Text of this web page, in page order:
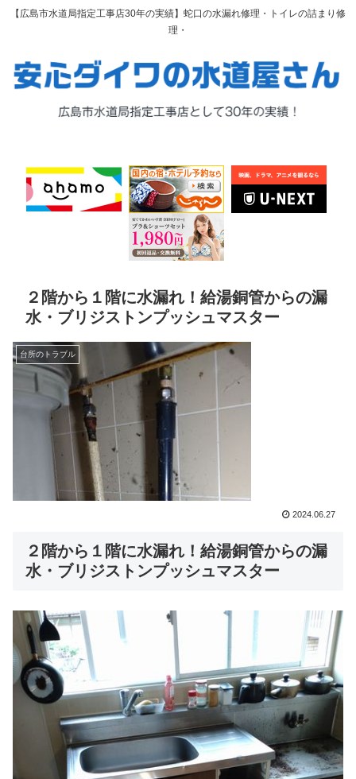
【広島市水道局指定工事店30年の実績】蛇口の水漏れ修理・トイレの詰まり修
理・
２階から１階に水漏れ！給湯銅管からの漏
水・ブリジストンプッシュマスター
台所のトラブル
2024.06.27
２階から１階に水漏れ！給湯銅管からの漏
水・ブリジストンプッシュマスター